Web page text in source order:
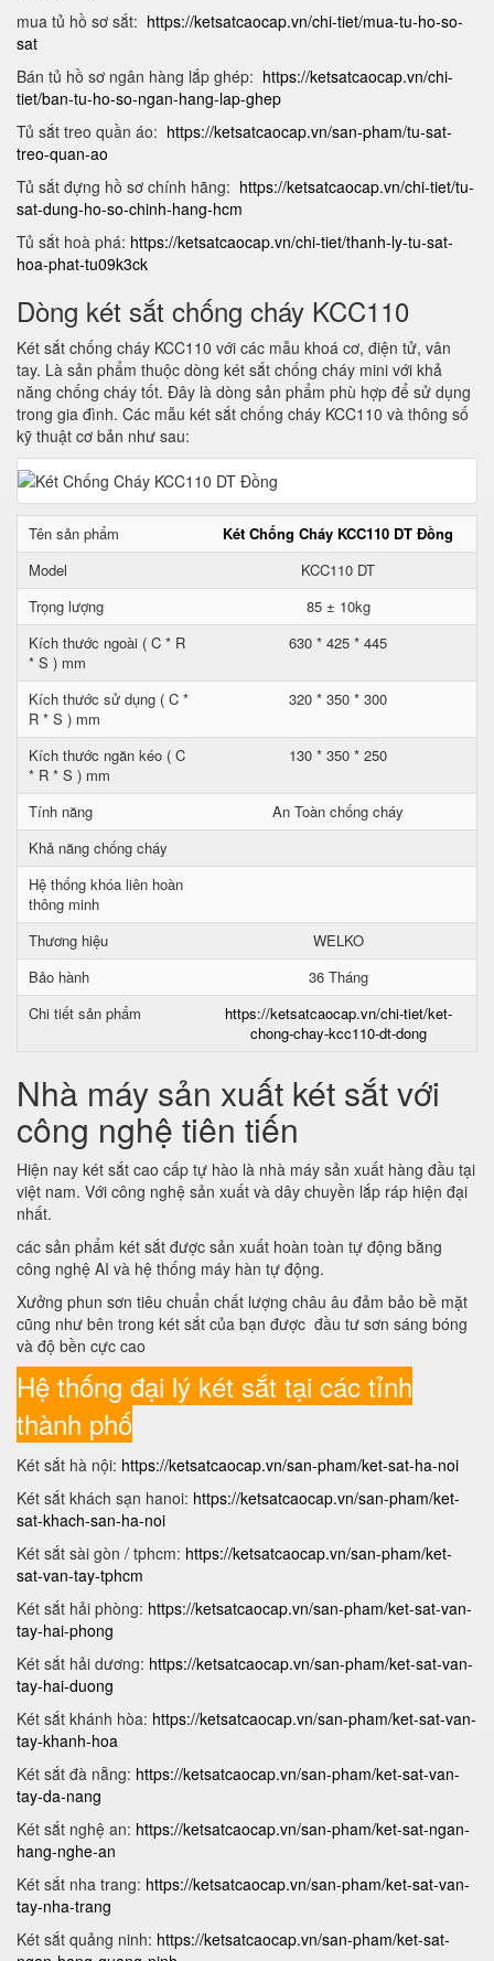
mua tủ hồ sơ sắt: https://ketsatcaocap.vn/chi-tiet/mua-tu-ho-so-
sat
Bán tủ hồ sơ ngân hàng lắp ghép: https://ketsatcaocap.vn/chi-
tiet/ban-tu-ho-so-ngan-hang-lap-ghep
Tủ sắt treo quần áo: https://ketsatcaocap.vn/san-pham/tu-sat-
treo-quan-ao
Tủ sắt đựng hồ sơ chính hãng: https://ketsatcaocap.vn/chi-tiet/tu-
sat-dung-ho-so-chinh-hang-hcm
Tủ sắt hoà phá: https://ketsatcaocap.vn/chi-tiet/thanh-ly-tu-sat-
hoa-phat-tu09k3ck
Dòng két sắt chống cháy KCC110
Két sắt chống cháy KCC110 với các mẫu khoá cơ, điện tử, vân
tay. Là sản phẩm thuộc dòng két sắt chống cháy mini với khả
năng chống cháy tốt. Đây là dòng sản phẩm phù hợp để sử dụng
trong gia đình. Các mẫu két sắt chống cháy KCC110 và thông số
kỹ thuật cơ bản như sau:
Tên sản phẩm
Két Chống Cháy KCC110 DT Đồng
Model
KCC110 DT
Trọng lượng
85 ± 10kg
Kích thước ngoài ( C * R
* S ) mm
630 * 425 * 445
Kích thước sử dụng ( C *
R * S ) mm
320 * 350 * 300
Kích thước ngăn kéo ( C
* R * S ) mm
130 * 350 * 250
Tính năng
An Toàn chống cháy
Khả năng chống cháy
Hệ thống khóa liên hoàn
thông minh
Thương hiệu
WELKO
Bảo hành
36 Tháng
Chi tiết sản phẩm
https://ketsatcaocap.vn/chi-tiet/ket-
chong-chay-kcc110-dt-dong
Nhà máy sản xuất két sắt với
công nghệ tiên tiến
Hiện nay két sắt cao cấp tự hào là nhà máy sản xuất hàng đầu tại
việt nam. Với công nghệ sản xuất và dây chuyền lắp ráp hiện đại
nhất.
các sản phẩm két sắt được sản xuất hoàn toàn tự động bằng
công nghệ AI và hệ thống máy hàn tự động.
Xưởng phun sơn tiêu chuẩn chất lượng châu âu đảm bảo bề mặt
cũng như bên trong két sắt của bạn được đầu tư sơn sáng bóng
và độ bền cực cao
Hệ thống đại lý két sắt tại các tỉnh
thành phố
Két sắt hà nội: https://ketsatcaocap.vn/san-pham/ket-sat-ha-noi
Két sắt khách sạn hanoi: https://ketsatcaocap.vn/san-pham/ket-
sat-khach-san-ha-noi
Két sắt sài gòn / tphcm: https://ketsatcaocap.vn/san-pham/ket-
sat-van-tay-tphcm
Két sắt hải phòng: https://ketsatcaocap.vn/san-pham/ket-sat-van-
tay-hai-phong
Két sắt hải dương: https://ketsatcaocap.vn/san-pham/ket-sat-van-
tay-hai-duong
Két sắt khánh hòa: https://ketsatcaocap.vn/san-pham/ket-sat-van-
tay-khanh-hoa
Két sắt đà nẵng: https://ketsatcaocap.vn/san-pham/ket-sat-van-
tay-da-nang
Két sắt nghệ an: https://ketsatcaocap.vn/san-pham/ket-sat-ngan-
hang-nghe-an
Két sắt nha trang: https://ketsatcaocap.vn/san-pham/ket-sat-van-
tay-nha-trang
Két sắt quảng ninh: https://ketsatcaocap.vn/san-pham/ket-sat-